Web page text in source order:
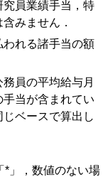
員業績手当，特
みません．
れる諸手当の額
員の平均給与月
当が含まれてい
ベースで算出し
*」，数値のない場